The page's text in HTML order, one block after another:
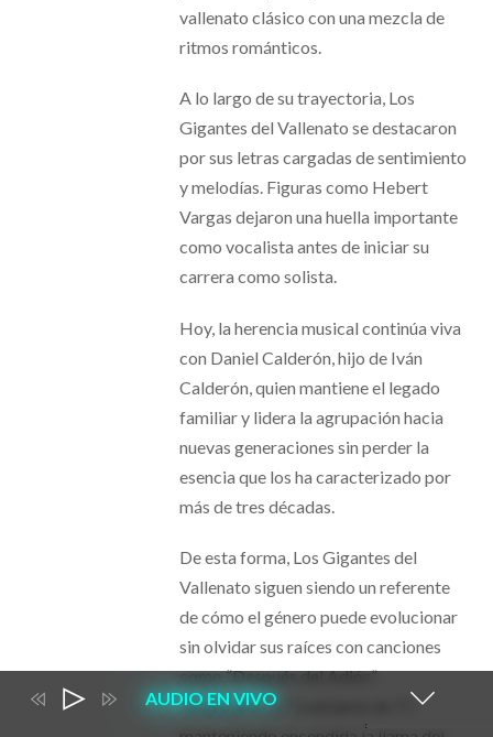
vallenato clásico con una mezcla de
ritmos románticos.
A lo largo de su trayectoria, Los
Gigantes del Vallenato se destacaron
por sus letras cargadas de sentimiento
y melodías. Figuras como Hebert
Vargas dejaron una huella importante
como vocalista antes de iniciar su
carrera como solista.
Hoy, la herencia musical continúa viva
con Daniel Calderón, hijo de Iván
Calderón, quien mantiene el legado
familiar y lidera la agrupación hacia
nuevas generaciones sin perder la
esencia que los ha caracterizado por
más de tres décadas.
De esta forma, Los Gigantes del
Vallenato siguen siendo un referente
de cómo el género puede evolucionar
sin olvidar sus raíces con canciones
como “Después del Adiós”,
“Acuerdate” y “Cuéntame de Ti”,
AUDIO EN VIVO